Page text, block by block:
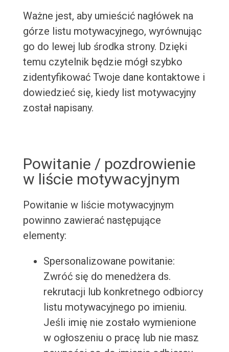
Ważne jest, aby umieścić nagłówek na
górze listu motywacyjnego, wyrównując
go do lewej lub środka strony. Dzięki
temu czytelnik będzie mógł szybko
zidentyfikować Twoje dane kontaktowe i
dowiedzieć się, kiedy list motywacyjny
został napisany.
Powitanie / pozdrowienie
w liście motywacyjnym
Powitanie w liście motywacyjnym
powinno zawierać następujące
elementy:
Spersonalizowane powitanie:
Zwróć się do menedżera ds.
rekrutacji lub konkretnego odbiorcy
listu motywacyjnego po imieniu.
Jeśli imię nie zostało wymienione
w ogłoszeniu o pracę lub nie masz